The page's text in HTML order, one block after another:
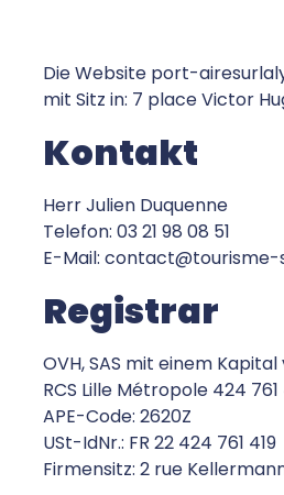
Die Website port-
mit Sitz in: 7 place Victor
Kontakt
Herr Julien Duquenne
Telefon: 03 21 98 08 51
E-Mail:
Registrar
OVH, SAS mit einem Kapital
RCS Lille Métropole 424
APE-Code: 2620Z
USt-IdNr.: FR 22 424 761 419
Firmensitz: 2 rue